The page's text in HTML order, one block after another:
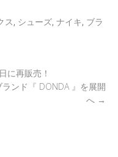
ス, シューズ, ナイキ, ブラ
に再販売！
ンド『 DONDA 』を展開
へ →